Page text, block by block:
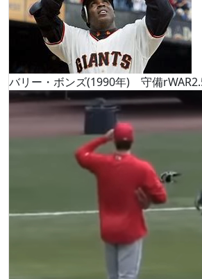
バリー・ボンズ(1990年) 守備